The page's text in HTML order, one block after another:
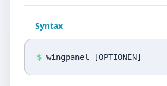
DE EN
Design
Syntax
$ wingpanel [OPTIONEN]